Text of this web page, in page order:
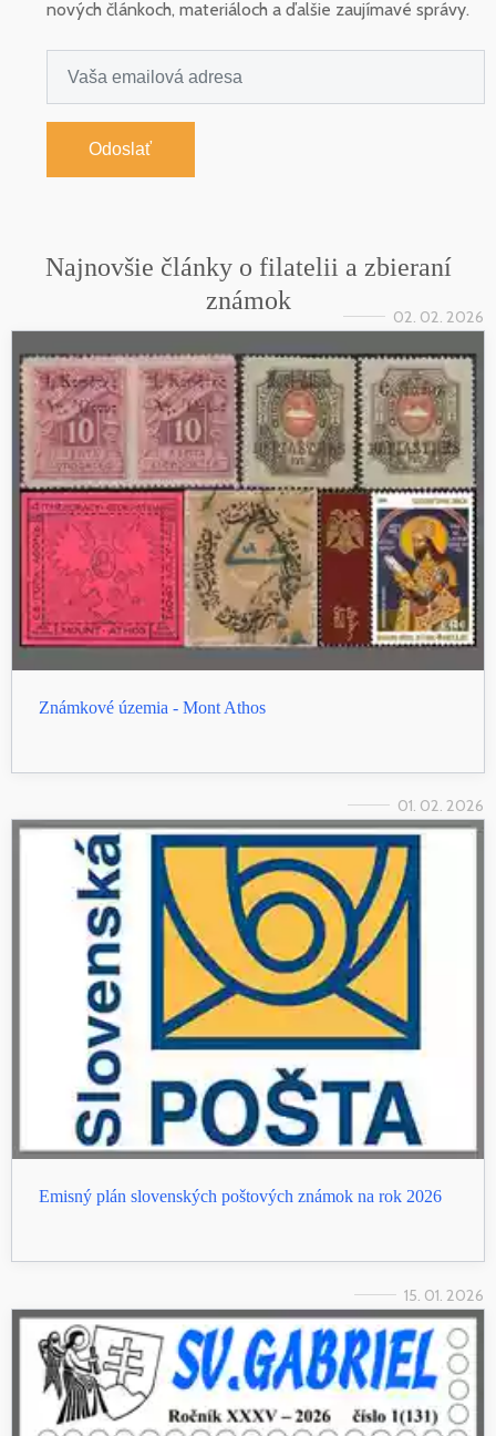
nových článkoch, materiáloch a ďalšie zaujímavé správy.
Odoslať
Najnovšie články o filatelii a zbieraní
známok
02. 02. 2026
Známkové územia - Mont Athos
01. 02. 2026
Emisný plán slovenských poštových známok na rok 2026
15. 01. 2026